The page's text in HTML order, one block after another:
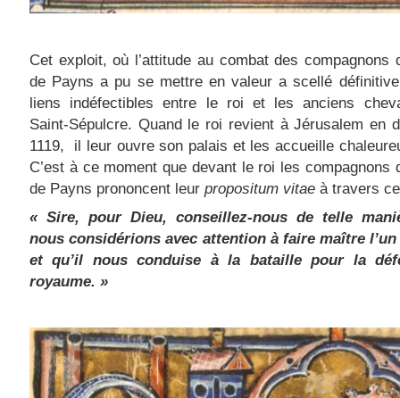
Cet exploit, où l’attitude au combat des compagnons
de Payns a pu se mettre en valeur a scellé
liens indéfectibles entre le roi et les anciens
Saint-Sépulcre. Quand le roi revient à Jérusalem en
1119,
il leur ouvre son palais et les accueille
C’est à ce moment que devant le roi les compagnons
de Payns prononcent leur propositum vitae à travers
« Sire, pour Dieu, conseillez-nous de telle
nous considérions avec attention à faire maître
et qu’il nous conduise à la bataille pour la
royaume. »